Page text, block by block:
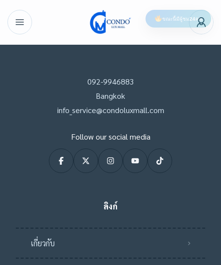
092-9946883
Bangkok
info_service@condoluxmall.com
Follow our social media
ลิงก์
เกี่ยวกับ
ขณะนี้มีผู้ชม24คน